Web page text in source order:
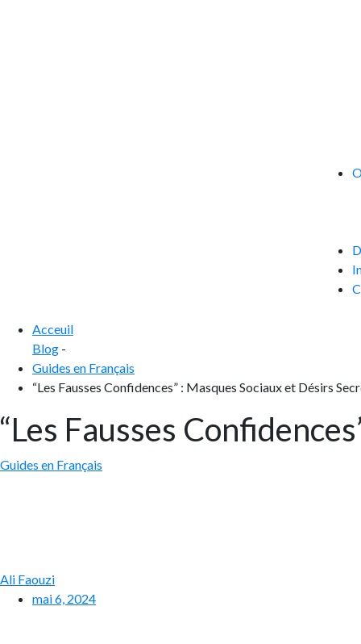
Acceuil
Blog -
Guides en Français
“Les Fausses Confidences” : Masques Sociaux et Désirs
“Les Fausses
Guides en Français
Ali Faouzi
mai 6, 2024